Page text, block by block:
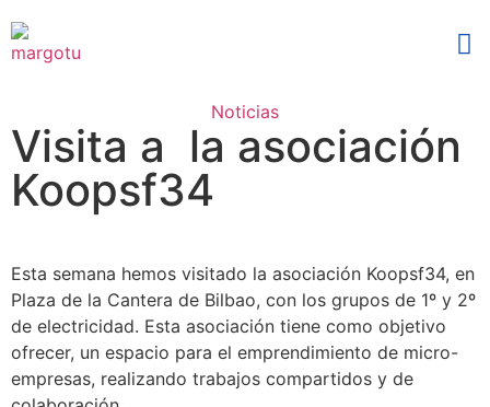
Noticias
Visita a la asociación
Koopsf34
Esta semana hemos visitado la asociación Koopsf34, en
Plaza de la Cantera de Bilbao, con los grupos de 1º y 2º
de electricidad. Esta asociación tiene como objetivo
ofrecer, un espacio para el emprendimiento de micro-
empresas, realizando trabajos compartidos y de